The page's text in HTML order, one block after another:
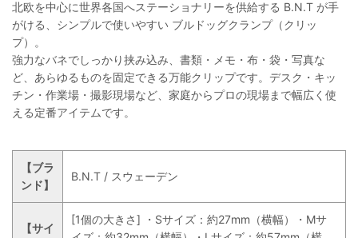
北欧を中心に世界各国へステーショナリーを供給する B.N.T が手
がける、シンプルで使いやすい ブルドッグクランプ（クリッ
プ）。
強力なバネでしっかり挟み込み、書類・メモ・布・袋・写真な
ど、あらゆるものを固定できる万能クリップです。デスク・キッ
チン・作業場・撮影現場など、家庭からプロの現場まで幅広く使
える定番アイテムです。
【ブラ
ンド】
B.N.T / スウェーデン
【サイ
[1個の大きさ] ・Sサイズ：約27mm（横幅）・Mサ